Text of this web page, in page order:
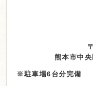
熊本市中
※駐車場6台分完備